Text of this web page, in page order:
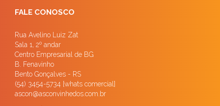
FALE CONOSCO
Rua Avelino Luiz Zat
Sala 1, 2º andar
Centro Empresarial de BG
B. Fenavinho
Bento Gonçalves - RS
(54) 3454-5734 [whats comercial]
ascon@asconvinhedos.com.br